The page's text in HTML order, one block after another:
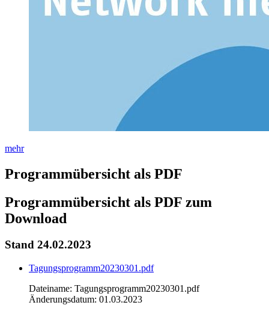
mehr
Programmübersicht als PDF
Programmübersicht als PDF zum
Download
Stand 24.02.2023
Tagungsprogramm20230301.pdf
Dateiname: Tagungsprogramm20230301.pdf
Änderungsdatum: 01.03.2023